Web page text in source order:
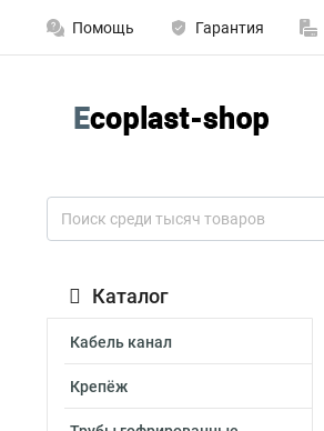
Помощь Гарантия
Каталог
Кабель канал
Крепёж